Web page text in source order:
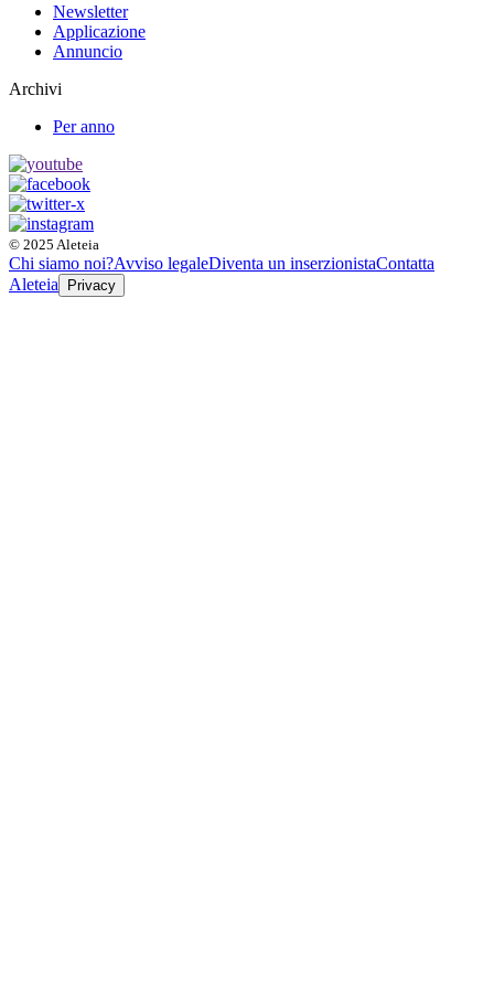
Newsletter
Applicazione
Annuncio
Archivi
Per anno
© 2025 Aleteia
Chi siamo noi?Avviso legaleDiventa un inserzionistaContatta
Aleteia
Privacy